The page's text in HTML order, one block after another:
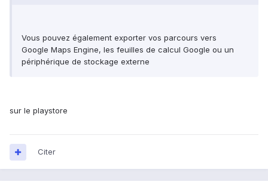
Vous pouvez également exporter vos parcours vers
Google Maps Engine, les feuilles de calcul Google ou un
périphérique de stockage externe
sur le playstore
Citer